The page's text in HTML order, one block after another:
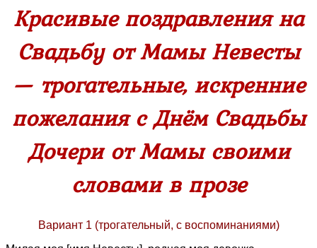
Красивые поздравления на
Свадьбу от Мамы Невесты
— трогательные, искренние
пожелания с Днём Свадьбы
Дочери от Мамы своими
словами в прозе
Вариант 1 (трогательный, с воспоминаниями)